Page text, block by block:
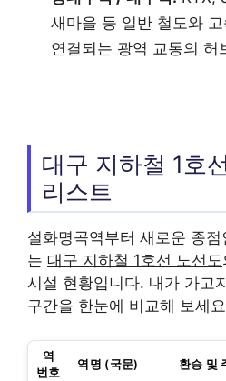
새마을 등 일반 철도와
연결되는 광역 교통의 허
대구 지하철 1호
리스트
설화명곡역부터 새로운 종
는 대구 지하철 1호선 노선도
시설 현황입니다. 내가 가고
구간을 한눈에 비교해 보세
역
번호
역명 (국문) 환승 및